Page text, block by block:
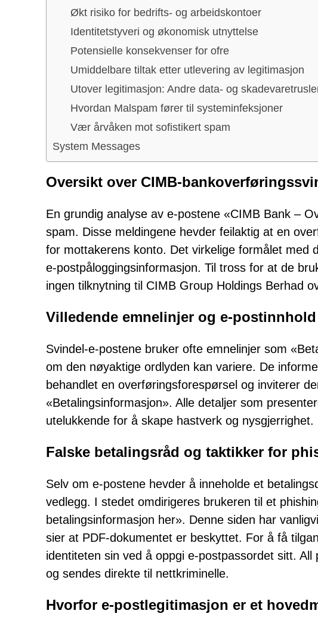
Økt risiko for bedrifts- og arbeidskontoer
Identitetstyveri og økonomisk utnyttelse
Potensielle konsekvenser for ofre
Umiddelbare tiltak etter utlevering av legitimasjon
Utover legitimasjon: Andre data- og
Hvordan Malspam fører til systeminfeksjoner
Vær årvåken mot sofistikert spam
System Messages
Oversikt over CIMB-
En grundig analyse av e-postene «CIMB Bank –
spam. Disse meldingene hevder feilaktig at en
for mottakerens konto. Det virkelige formålet med
e-postpåloggingsinformasjon. Til tross for at de
ingen tilknytning til CIMB Group Holdings Berhad
Villedende emnelinjer og e-postinnhold
Svindel-e-postene bruker ofte emnelinjer som
om den nøyaktige ordlyden kan variere. De
behandlet en overføringsforespørsel og inviterer
«Betalingsinformasjon». Alle detaljer som
utelukkende for å skape hastverk og nysgjerrighet.
Falske betalingsråd og taktikker for
Selv om e-postene hevder å inneholde et
vedlegg. I stedet omdirigeres brukeren til et
betalingsinformasjon her». Denne siden har
sier at PDF-dokumentet er beskyttet. For å få
identiteten sin ved å oppgi e-postpassordet sitt.
og sendes direkte til nettkriminelle.
Hvorfor e-postlegitimasjon er et